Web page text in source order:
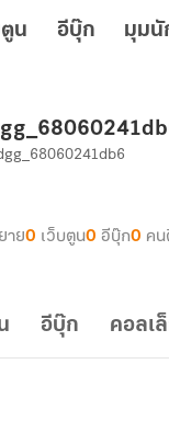
ตูน อีบุ๊ก มุมนั
าย0 เว็บตูน0 อีบุ๊ก0 คน
อีบุ๊ก คอลเ